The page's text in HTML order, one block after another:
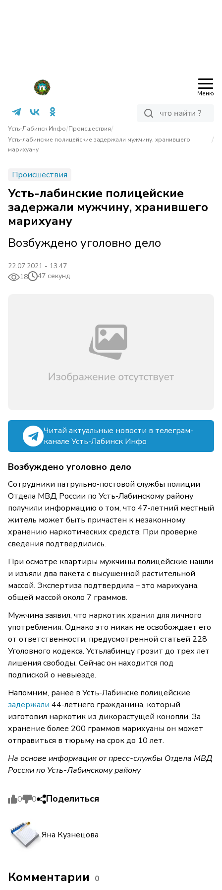
Меню
Усть-Лабинск Инфо/Происшествия/
Усть-лабинские полицейские задержали мужчину, хранившего
марихуану
/
Происшествия
Усть-лабинские полицейские
задержали мужчину, хранившего
марихуану
Возбуждено уголовно дело
22.07.2021 - 13:47
18
47 секунд
Читай актуальные новости в телеграм-
канале Усть-Лабинск Инфо
Возбуждено уголовно дело
Сотрудники патрульно-постовой службы полиции
Отдела МВД России по Усть-Лабинскому району
получили информацию о том, что 47-летний местный
житель может быть причастен к незаконному
хранению наркотических средств. При проверке
сведения подтвердились.
При осмотре квартиры мужчины полицейские нашли
и изъяли два пакета с высушенной растительной
массой. Экспертиза подтвердила – это марихуана,
общей массой около 7 граммов.
Мужчина заявил, что наркотик хранил для личного
употребления. Однако это никак не освобождает его
от ответственности, предусмотренной статьей 228
Уголовного кодекса. Устьлабинцу грозит до трех лет
лишения свободы. Сейчас он находится под
подпиской о невыезде.
Напомним, ранее в Усть-Лабинске полицейские
задержали 44-летнего гражданина, который
изготовил наркотик из дикорастущей конопли. За
хранение более 200 граммов марихуаны он может
отправиться в тюрьму на срок до 10 лет.
На основе информации от пресс-службы Отдела МВД
России по Усть-Лабинскому району
0 0 Поделиться
Яна Кузнецова
Комментарии 0